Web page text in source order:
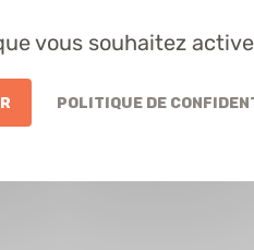
vous souhaitez
Politique de